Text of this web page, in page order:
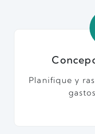
Planifique y